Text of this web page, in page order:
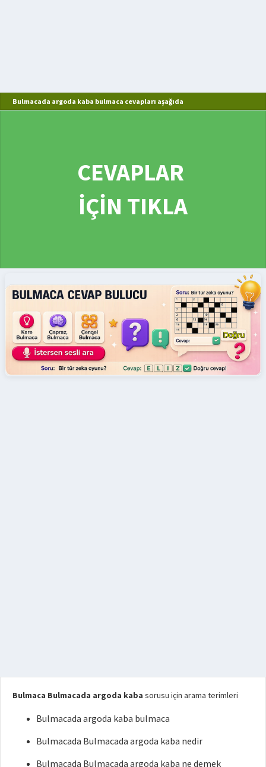
Bulmacada argoda kaba bulmaca cevapları aşağıda
CEVAPLAR
İÇİN TIKLA
Bulmaca Bulmacada argoda kaba sorusu için arama terimleri
Bulmacada argoda kaba bulmaca
Bulmacada Bulmacada argoda kaba nedir
Bulmacada Bulmacada argoda kaba ne demek